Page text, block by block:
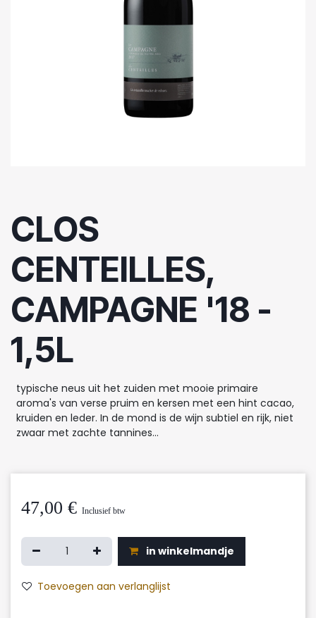
CLOS
CENTEILLES,
CAMPAGNE '18 -
1,5L
typische neus uit het zuiden met mooie primaire
aroma's van verse pruim en kersen met een hint cacao,
kruiden en leder. In de mond is de wijn subtiel en rijk, niet
zwaar met zachte tannines...
47,00 € Inclusief btw
in winkelmandje
Toevoegen aan verlanglijst